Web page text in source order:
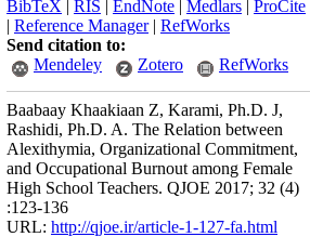
BibTeX | RIS | EndNote | Medlars | ProCite
| Reference Manager| RefWorks
Send citation to:
Mendeley
Zotero RefWorks
Baabaay Khaakiaan Z, Karami, Ph.D. J,
Rashidi, Ph.D. A. The Relation between
Alexithymia, Organizational Commitment,
and Occupational Burnout among Female
High School Teachers. QJOE 2017; 32 (4)
:123-136
URL: http://qjoe.ir/article-1-127-fa.html